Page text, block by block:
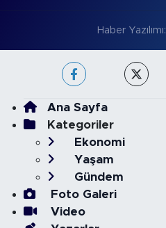
Haber Yazılımı:
Ana Sayfa
Kategoriler
Ekonomi
Yaşam
Gündem
Foto Galeri
Video